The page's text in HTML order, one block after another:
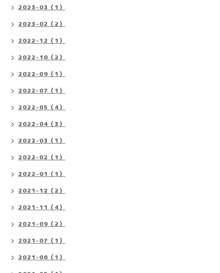
2023-03（1）
2023-02（2）
2022-12（1）
2022-10（2）
2022-09（1）
2022-07（1）
2022-05（4）
2022-04（3）
2022-03（1）
2022-02（1）
2022-01（1）
2021-12（2）
2021-11（4）
2021-09（2）
2021-07（1）
2021-06（1）